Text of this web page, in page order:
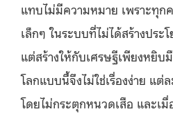
แทบไม่มีความหมาย เพราะทุก
เล็กๆ ในระบบที่ไม่ได้สร้างปร
แต่สร้างให้กับเศรษฐีเพียงหยิบ
โลกแบบนี้จึงไม่ใช่เรื่องง่าย แ
โดยไม่กระตุกหนวดเสือ และเ